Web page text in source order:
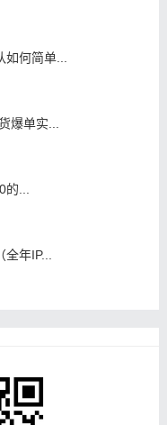
何简单...
爆单实...
...
年IP...